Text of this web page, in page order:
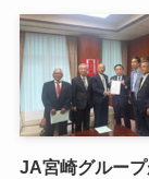
JA宮崎グルー